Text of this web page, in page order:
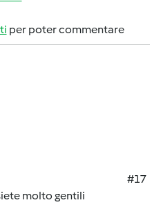
per poter commentare
#17
molto gentili